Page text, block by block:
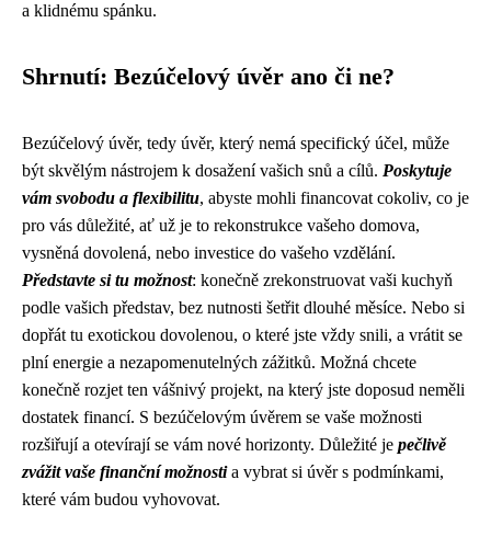
a klidnému spánku.
Shrnutí: Bezúčelový úvěr ano či ne?
Bezúčelový úvěr, tedy úvěr, který nemá specifický účel, může
být skvělým nástrojem k dosažení vašich snů a cílů. Poskytuje
vám svobodu a flexibilitu, abyste mohli financovat cokoliv, co je
pro vás důležité, ať už je to rekonstrukce vašeho domova,
vysněná dovolená, nebo investice do vašeho vzdělání.
Představte si tu možnost: konečně zrekonstruovat vaši kuchyň
podle vašich představ, bez nutnosti šetřit dlouhé měsíce. Nebo si
dopřát tu exotickou dovolenou, o které jste vždy snili, a vrátit se
plní energie a nezapomenutelných zážitků. Možná chcete
konečně rozjet ten vášnivý projekt, na který jste doposud neměli
dostatek financí. S bezúčelovým úvěrem se vaše možnosti
rozšiřují a otevírají se vám nové horizonty. Důležité je pečlivě
zvážit vaše finanční možnostia vybrat si úvěr s podmínkami,
které vám budou vyhovovat.